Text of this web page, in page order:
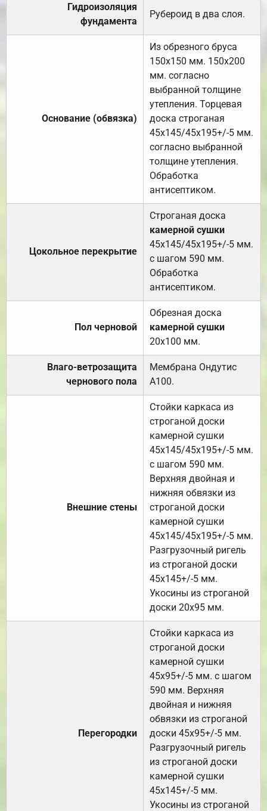
Гидроизоляция
фундамента
Рубероид в два слоя.
Основание (обвязка)
Из обрезного бруса
150х150 мм. 150х200
мм. согласно
выбранной толщине
утепления. Торцевая
доска строганая
45х145/45х195+/-5 мм.
согласно выбранной
толщине утепления.
Обработка
антисептиком.
Цокольное перекрытие
Строганая доска
камерной сушки
45х145/45х195+/-5 мм.
с шагом 590 мм.
Обработка
антисептиком.
Пол черновой
Обрезная доска
камерной сушки
20х100 мм.
Влаго-ветрозащита
чернового пола
Мембрана Ондутис
А100.
Внешние стены
Стойки каркаса из
строганой доски
камерной сушки
45х145/45х195+/-5 мм.
с шагом 590 мм.
Верхняя двойная и
нижняя обвязки из
строганой доски
камерной сушки
45х145/45х195+/-5 мм.
Разгрузочный ригель
из строганой доски
45х145+/-5 мм.
Укосины из строганой
доски 20х95 мм.
Перегородки
Стойки каркаса из
строганой доски
камерной сушки
45х95+/-5 мм. с шагом
590 мм. Верхняя
двойная и нижняя
обвязки из строганой
доски 45х95+/-5 мм.
Разгрузочный ригель
из строганой доски
камерной сушки
45х145+/-5 мм.
Укосины из строганой